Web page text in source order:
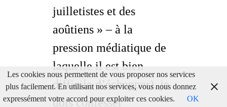
juilletistes et des
aoûtiens » – à la
pression médiatique de
laquelle il est bien
difficile d’échapper), je
dois confesser
Les cookies nous permettent de vous proposer nos services
plus facilement. En utilisant nos services, vous nous donnez
expressément votre accord pour exploiter ces cookies.
OK